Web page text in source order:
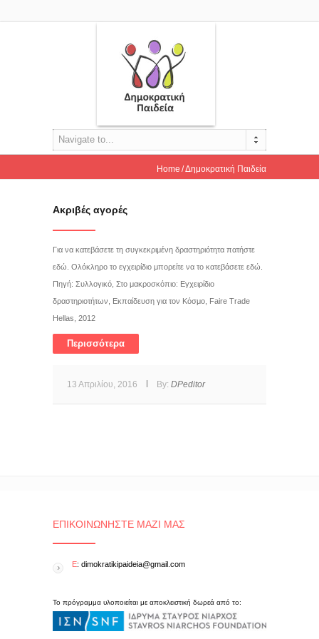
Navigate to...
Home Δημοκρατική Παιδεία
Ακριβές αγορές
Για να κατεβάσετε τη συγκεκριμένη δραστηριότητα πατήστε
εδώ. Ολόκληρο το εγχειρίδιο μπορείτε να το κατεβάσετε εδώ.
Πηγή: Συλλογικό, Στο μακροσκόπιο: Εγχειρίδιο
δραστηριοτήτων, Εκπαίδευση για τον Κόσμο, Faire Trade
Hellas, 2012
Περισσότερα
13 Απριλίου, 2016 By: DPeditor
ΕΠΙΚΟΙΝΩΝΉΣΤΕ ΜΑΖΊ ΜΑΣ
E: dimokratikipaideia@gmail.com
Το πρόγραμμα υλοποιείται με αποκλειστική δωρεά από το: